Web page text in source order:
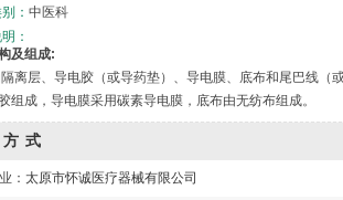
： 中医科
：
及组成:
层、导电胶（或导药垫）、导电膜、底布和尾巴线（
组成，导电膜采用碳素导电膜，底布由无纺布组成。
式
： 太原市怀诚医疗器械有限公司